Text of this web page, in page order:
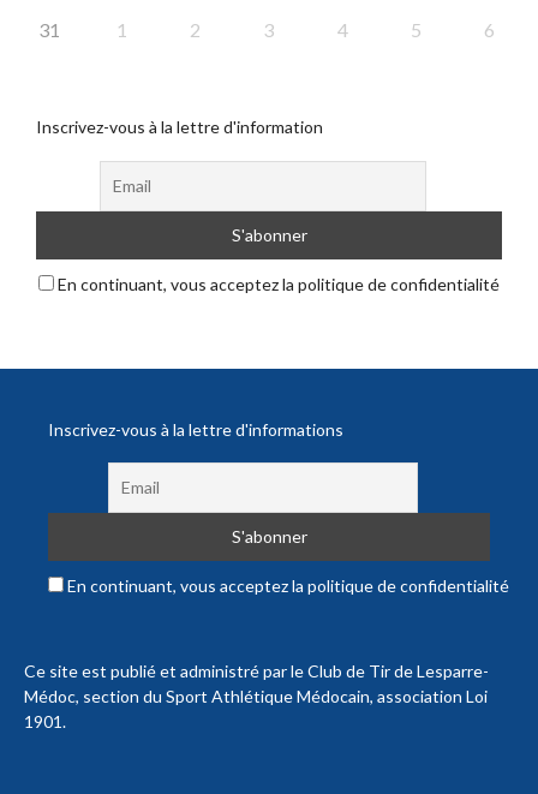
31 1 2 3 4 5 6
Inscrivez-vous à la lettre d'information
En continuant, vous acceptez la politique de confidentialité
Inscrivez-vous à la lettre d'informations
En continuant, vous acceptez la politique de confidentialité
Ce site est publié et administré par le Club de Tir de Lesparre-
Médoc, section du Sport Athlétique Médocain, association Loi
1901.